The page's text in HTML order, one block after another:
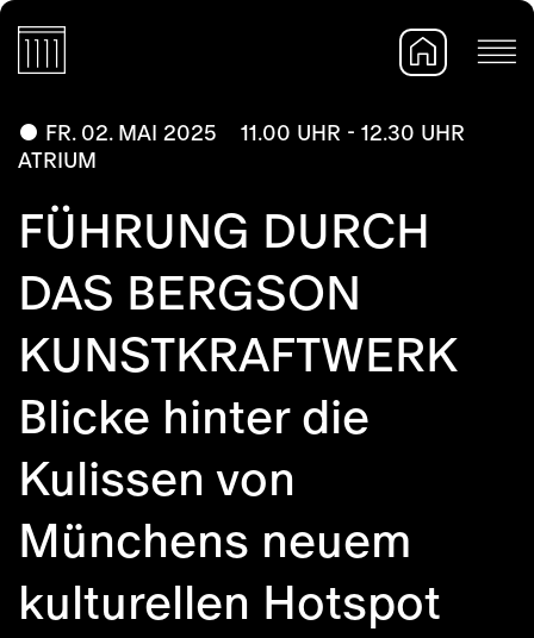
FR. 02. MAI 2025
11.00 UHR - 12.30 UHR
ATRIUM
FÜHRUNG DURCH
DAS BERGSON
KUNSTKRAFTWERK
Blicke hinter die
Kulissen von
Münchens neuem
kulturellen Hotspot